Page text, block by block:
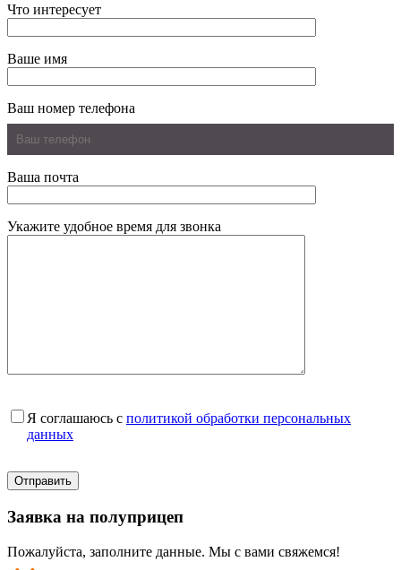
Что интересует
Ваше имя
Ваш номер телефона
Ваша почта
Укажите удобное время для звонка
Я соглашаюсь с политикой обработки персональных
данных
Заявка на полуприцеп
Пожалуйста, заполните данные. Мы с вами свяжемся!